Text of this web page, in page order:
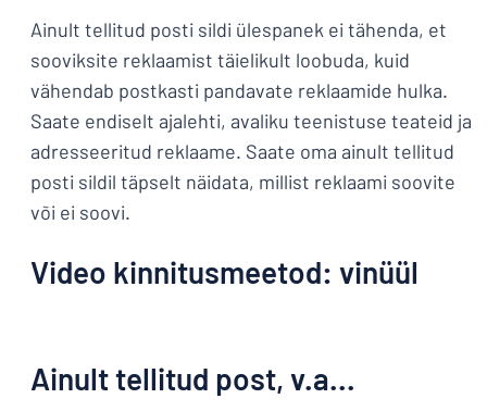
Ainult tellitud posti sildi ülespanek ei tähenda, et
sooviksite reklaamist täielikult loobuda, kuid
vähendab postkasti pandavate reklaamide hulka.
Saate endiselt ajalehti, avaliku teenistuse teateid ja
adresseeritud reklaame. Saate oma ainult tellitud
posti sildil täpselt näidata, millist reklaami soovite
või ei soovi.
Video kinnitusmeetod: vinüül
Ainult tellitud post, v.a...